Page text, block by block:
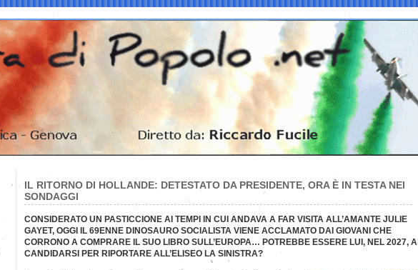
IL RITORNO DI HOLLANDE: DETESTATO DA PRESIDENTE, ORA È IN TESTA NEI
SONDAGGI
CONSIDERATO UN PASTICCIONE AI TEMPI IN CUI ANDAVA A FAR VISITA ALL’AMANTE JULIE
GAYET, OGGI IL 69ENNE DINOSAURO SOCIALISTA VIENE ACCLAMATO DAI GIOVANI CHE
CORRONO A COMPRARE IL SUO LIBRO SULL’EUROPA… POTREBBE ESSERE LUI, NEL 2027, A
CANDIDARSI PER RIPORTARE ALL’ELISEO LA SINISTRA?